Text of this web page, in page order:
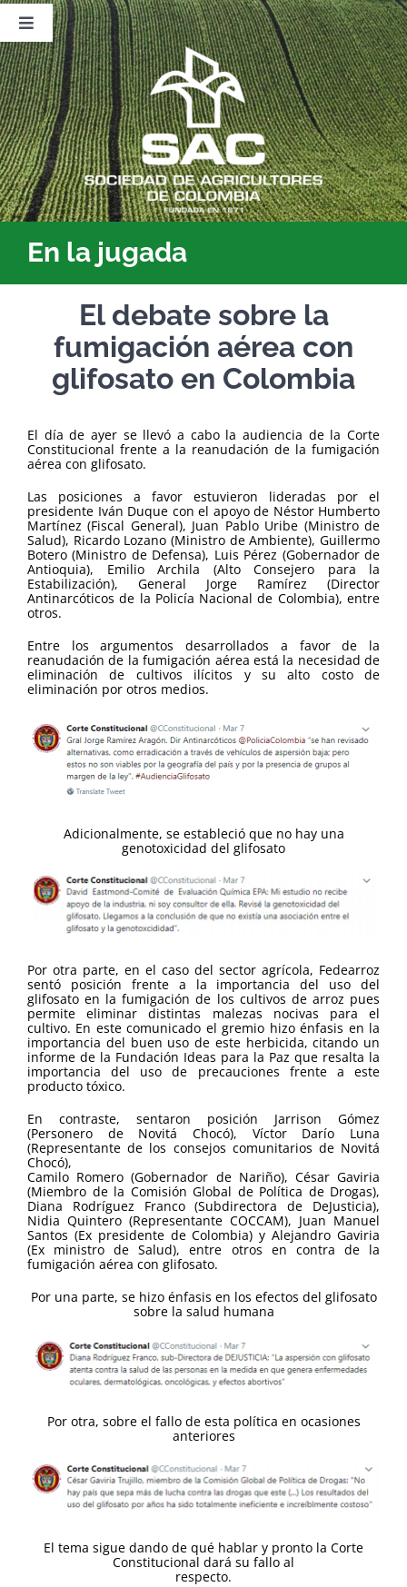
Saltar
contenido
Toggle
Navigation
Nosotros
Publicaciones
Sala de Prensa
Eventos
En la jugada
El debate sobre la
fumigación aérea con
glifosato en Colombia
El día de ayer se llevó a cabo la audiencia de la Corte
Constitucional frente a la reanudación de la fumigación
aérea con glifosato.
Las posiciones a favor estuvieron lideradas por el
presidente Iván Duque con el apoyo de Néstor Humberto
Martínez (Fiscal General), Juan Pablo Uribe (Ministro de
Salud), Ricardo Lozano (Ministro de Ambiente), Guillermo
Botero (Ministro de Defensa), Luis Pérez (Gobernador de
Antioquia), Emilio Archila (Alto Consejero para la
Estabilización), General Jorge Ramírez (Director
Antinarcóticos de la Policía Nacional de Colombia), entre
otros.
Entre los argumentos desarrollados a favor de la
reanudación de la fumigación aérea está la necesidad de
eliminación de cultivos ilícitos y su alto costo de
eliminación por otros medios.
Adicionalmente, se estableció que no hay una
genotoxicidad del glifosato
Por otra parte, en el caso del sector agrícola, Fedearroz
sentó posición frente a la importancia del uso del
glifosato en la fumigación de los cultivos de arroz pues
permite eliminar distintas malezas nocivas para el
cultivo. En este comunicado el gremio hizo énfasis en la
importancia del buen uso de este herbicida, citando un
informe de la Fundación Ideas para la Paz que resalta la
importancia del uso de precauciones frente a este
producto tóxico.
En contraste, sentaron posición Jarrison Gómez
(Personero de Novitá Chocó), Víctor Darío Luna
(Representante de los consejos comunitarios de Novitá
Chocó),
Camilo Romero (Gobernador de Nariño), César Gaviria
(Miembro de la Comisión Global de Política de Drogas),
Diana Rodríguez Franco (Subdirectora de DeJusticia),
Nidia Quintero (Representante COCCAM), Juan Manuel
Santos (Ex presidente de Colombia) y Alejandro Gaviria
(Ex ministro de Salud), entre otros en contra de la
fumigación aérea con glifosato.
Por una parte, se hizo énfasis en los efectos del glifosato
sobre la salud humana
Por otra, sobre el fallo de esta política en ocasiones
anteriores
El tema sigue dando de qué hablar y pronto la Corte
Constitucional dará su fallo al
respecto.